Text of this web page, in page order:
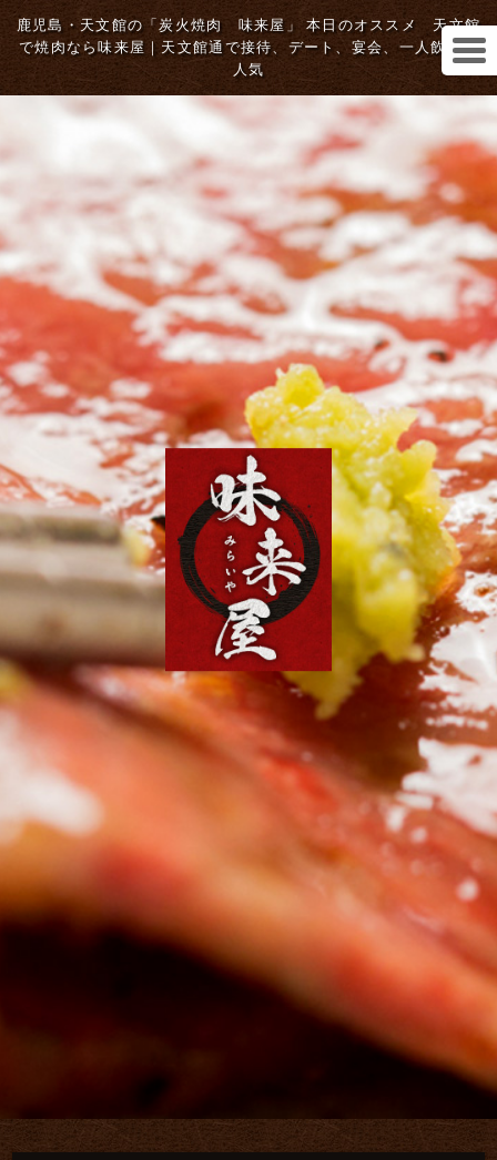
鹿児島・天文館の「炭火焼肉 味来屋」 本日のオススメ 天文館
で焼肉なら味来屋｜天文館通で接待、デート、宴会、一人飲みに
人気